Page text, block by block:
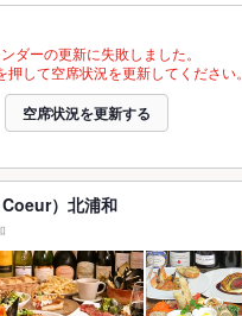
ダーの更新に失敗しました。
押して空席状況を更新してください。
空席状況を更新する
）北浦和